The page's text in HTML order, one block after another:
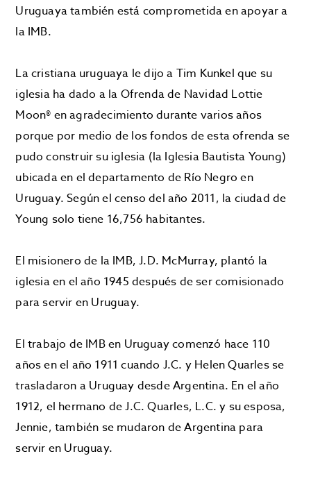
Uruguaya también está comprometida en apoyar a
la IMB.
La cristiana uruguaya le dijo a Tim Kunkel que su
iglesia ha dado a la Ofrenda de Navidad Lottie
Moon® en agradecimiento durante varios años
porque por medio de los fondos de esta ofrenda se
pudo construir su iglesia (la Iglesia Bautista Young)
ubicada en el departamento de Río Negro en
Uruguay. Según el censo del año 2011, la ciudad de
Young solo tiene 16,756 habitantes.
El misionero de la IMB, J.D. McMurray, plantó la
iglesia en el año 1945 después de ser comisionado
para servir en Uruguay.
El trabajo de IMB en Uruguay comenzó hace 110
años en el año 1911 cuando J.C. y Helen Quarles se
trasladaron a Uruguay desde Argentina. En el año
1912, el hermano de J.C. Quarles, L.C. y su esposa,
Jennie, también se mudaron de Argentina para
servir en Uruguay.